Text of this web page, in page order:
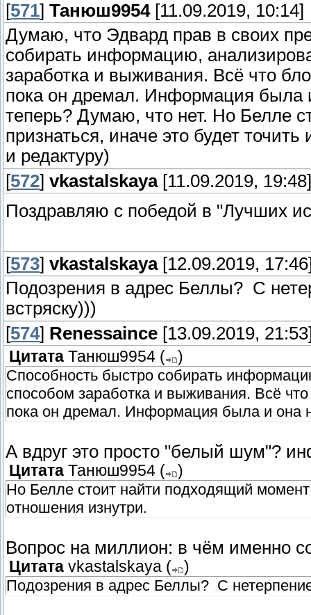
[571] Танюш9954[11.09.2019, 10:14]
Думаю, что Эдвард прав в своих
собирать информацию,
заработка и выживания. Всё что
пока он дремал. Информация была
теперь? Думаю, что нет. Но Белле
признаться, иначе это будет
и редактуру)
[572] vkastalskaya[11.09.2019, 19:48]
Поздравляю с победой в "Лучших
[573] vkastalskaya[12.09.2019,
Подозрения в адрес Беллы? С
встряску)))
[574] Renessaince [13.09.2019,
Цитата Танюш9954 (
)
Способность быстро собирать
способом заработка и выживания. Всё
пока он дремал. Информация была и она
А вдруг это просто "белый шум"?
Цитата Танюш9954 (
)
Но Белле стоит найти подходящий момент
отношения изнутри.
Вопрос на миллион: в чём именно
Цитата vkastalskaya (
)
Подозрения в адрес Беллы? С